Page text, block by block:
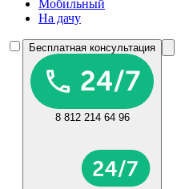
Мобильный
На дачу
Бесплатная консультация
8 812 214 64 96